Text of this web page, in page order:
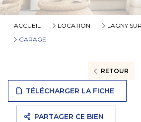
ACCUEIL LOCATION
LAGNY
GARAGE
RETOUR
TÉLÉCHARGER LA FICHE
PARTAGER CE BIEN